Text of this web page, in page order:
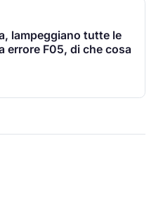
lampeggiano tutte le
errore F05, di che cosa